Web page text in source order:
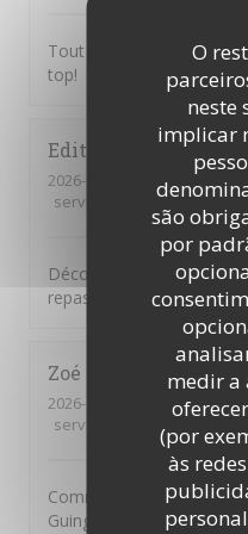
O
neste
implicar
são
por
medir a
(por
às
Tout était bon, le service
top!
Edith
2026-08-06
- 12:30 - guests 2
service
ambience : 5/
Découverte de ce
repas, le cadre,
Zoé
2026-08-06
- 13:30 - guests 2
service
ambience
Comment s'évader sans
Guinguette! On se